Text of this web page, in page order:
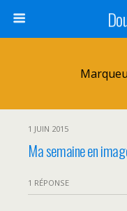
1 JUIN 2015
Ma semaine en
1 RÉPONSE